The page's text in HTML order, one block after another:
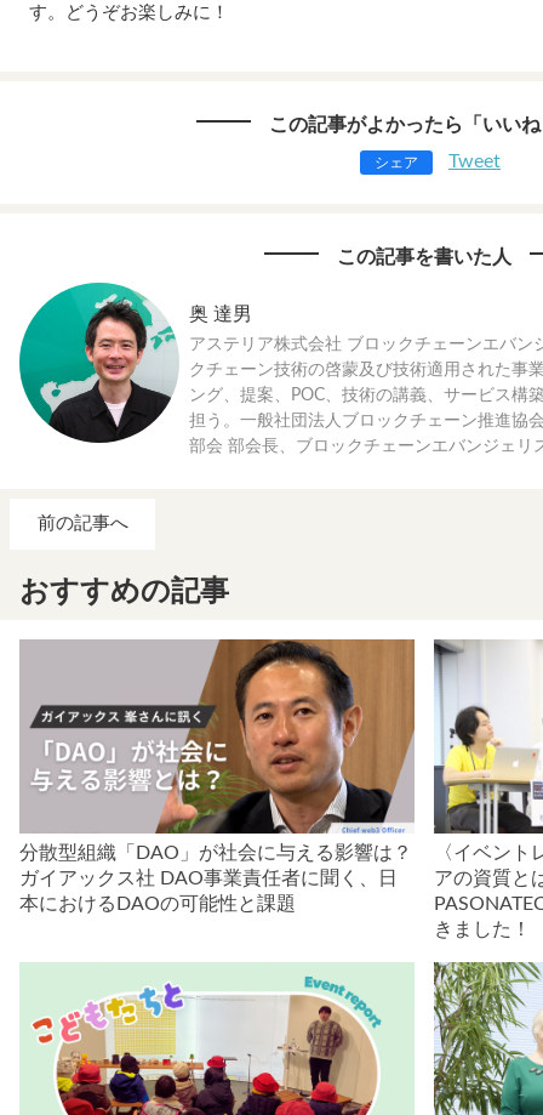
す。どうぞお楽しみに！
この記事がよかったら「いい
シェア Tweet
この記事を書いた人
奥 達男
アステリア株式会社 ブロックチェーンエバ
クチェーン技術の啓蒙及び技術適用された事
ング、提案、POC、技術の講義、サービス構
担う。一般社団法人ブロックチェーン推進協
部会 部会長、ブロックチェーンエバンジェリ
前の記事へ
おすすめの記事
分散型組織「DAO」が社会に与える影響は？
ガイアックス社 DAO事業責任者に聞く、日
本におけるDAOの可能性と課題
〈イベント
アの資質と
きました！